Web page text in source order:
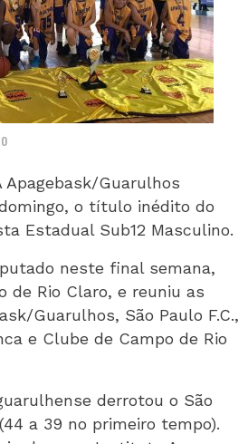
Apagebask/Guarulhos
o título inédito do
Estadual Sub12 Masculino.
neste final semana,
de Rio Claro, e reuniu as
Guarulhos, São Paulo F.C.,
e Clube de Campo de Rio
derrotou o São
a 39 no primeiro tempo).